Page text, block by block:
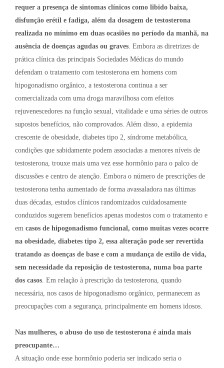
requer a presença de sintomas clínicos como libido baixa,
disfunção erétil e fadiga, além da dosagem de testosterona
realizada no mínimo em duas ocasiões no período da manhã, na
ausência de doenças agudas ou graves. Embora as diretrizes de
prática clínica das principais Sociedades Médicas do mundo
defendam o tratamento com testosterona em homens com
hipogonadismo orgânico, a testosterona continua a ser
comercializada com uma droga maravilhosa com efeitos
rejuvenescedores na função sexual, vitalidade e uma séries de outros
supostos benefícios, não comprovados. Além disso, a epidemia
crescente de obesidade, diabetes tipo 2, síndrome metabólica,
condições que sabidamente podem associadas a menores níveis de
testosterona, trouxe mais uma vez esse hormônio para o palco de
discussões e centro de atenção. Embora o número de prescrições de
testosterona tenha aumentado de forma avassaladora nas últimas
duas décadas, estudos clínicos randomizados cuidadosamente
conduzidos sugerem benefícios apenas modestos com o tratamento e
em casos de hipogonadismo funcional, como muitas vezes ocorre
na obesidade, diabetes tipo 2, essa alteração pode ser revertida
tratando as doenças de base e com a mudança de estilo de vida,
sem necessidade da reposição de testosterona, numa boa parte
dos casos. Em relação à prescrição da testosterona, quando
necessária, nos casos de hipogonadismo orgânico, permanecem as
preocupações com a segurança, principalmente em homens idosos.
Nas mulheres, o abuso do uso de testosterona é ainda mais
preocupante…
A situação onde esse hormônio poderia ser indicado seria o